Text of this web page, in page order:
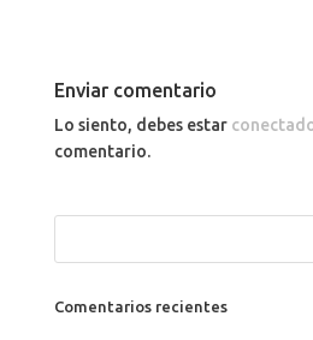
Enviar comentario
Lo siento, debes estar
comentario.
Comentarios recientes